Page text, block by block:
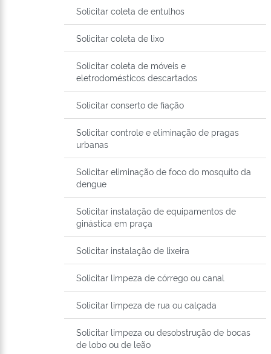
Solicitar coleta de entulhos
Solicitar coleta de lixo
Solicitar coleta de móveis e
eletrodomésticos descartados
Solicitar conserto de fiação
Solicitar controle e eliminação de pragas
urbanas
Solicitar eliminação de foco do mosquito da
dengue
Solicitar instalação de equipamentos de
ginástica em praça
Solicitar instalação de lixeira
Solicitar limpeza de córrego ou canal
Solicitar limpeza de rua ou calçada
Solicitar limpeza ou desobstrução de bocas
de lobo ou de leão